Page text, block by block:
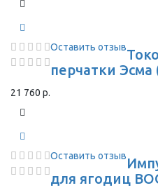
Оставить отзыв
перчатки Эсма
21 760 р.
Оставить отзыв
для ягодиц